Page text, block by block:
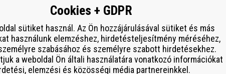
Előzékeny hozzáállás
Biztonságoson-line fizetés
Cookies + GDPR
sütiket használ. Az Ön hozzájárulásával sütiket és más
használunk elemzéshez, hirdetésteljesítmény méréséhez,
szabásához és személyre szabott hirdetésekhez.
a weboldal Ön általi használatára vonatkozó információkat
elemzési és közösségi média partnereinkkel.